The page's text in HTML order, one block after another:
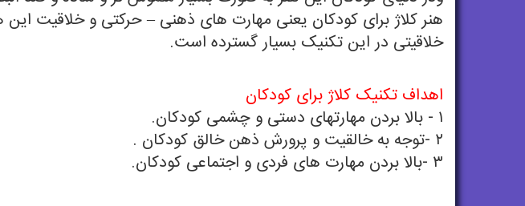
هنر کلاژ برای کودکان یعنی مهارت های ذهنی – حرکتی و خلاقیت
خلاقیتی در این تکنیک بسیار گسترده است.
اهداف تکنيک کلاژ برای کودکان
۱ - بالا بردن مهارتهای دستی و چشمی کودکان.
۲ -توجه به خالقیت و پرورش ذهن خالق کودکان .
۳ -بالا بردن مهارت های فردی و اجتماعی کودکان.